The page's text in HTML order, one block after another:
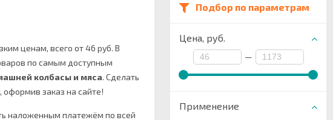
Подбор по параметрам
Цена, руб.
—
Применение
ценам, всего от 46 руб. В
по самым доступным
колбасы и мяса. Сделать
оформив заказ на сайте!
наложенным платежём по всей